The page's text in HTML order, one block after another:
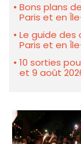
Bons plans
Paris et en
Le guide des
Paris et en
10 sorties
et 9 août